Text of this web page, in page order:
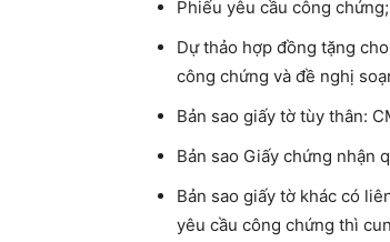
Phiếu yêu cầu công chứng;
Dự thảo hợp đồng tặng
công chứng và đề nghị
Bản sao giấy tờ tùy thân:
Bản sao Giấy chứng nhận
Bản sao giấy tờ khác có
yêu cầu công chứng thì